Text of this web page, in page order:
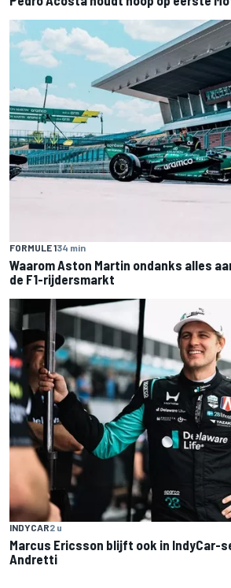
FORMULE 134 min
Waarom Aston Martin ondanks alles
de F1-rijdersmarkt
INDYCAR2 u
Marcus Ericsson blijft ook in IndyCar-
Andretti